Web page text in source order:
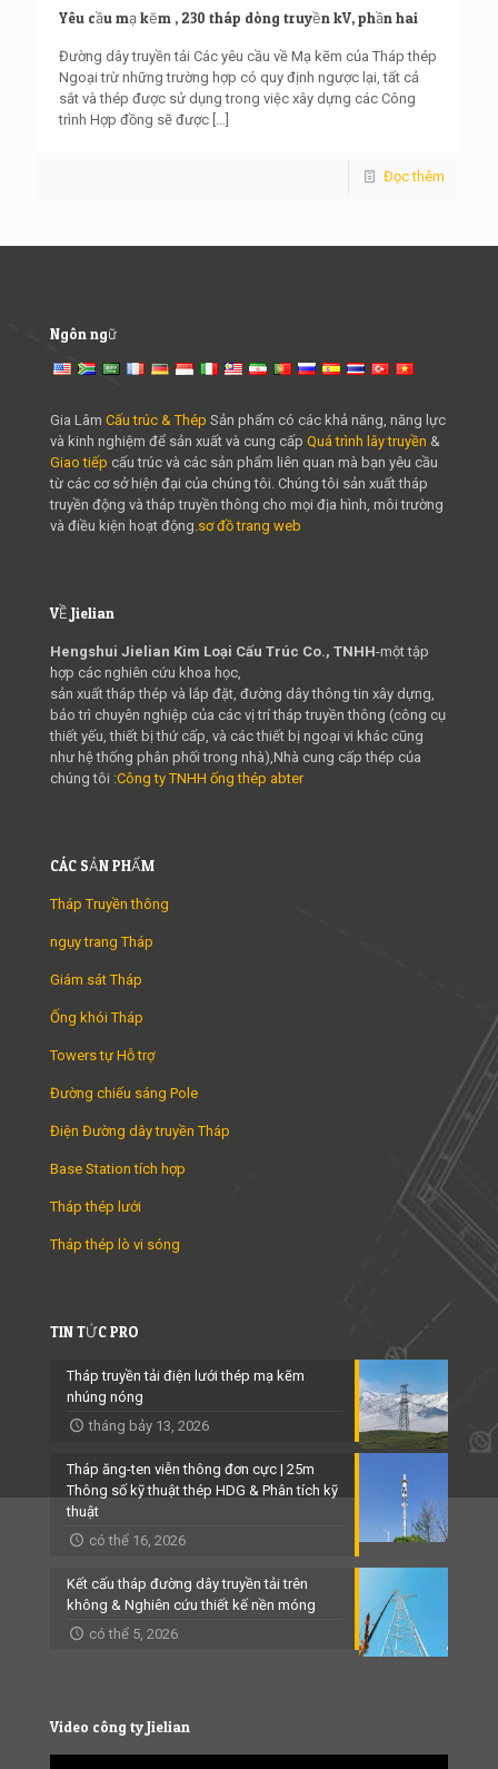
Yêu cầu mạ kẽm , 230 tháp dòng truyền kV, phần hai
Đường dây truyền tải Các yêu cầu về Mạ kẽm của Tháp thép
Ngoại trừ những trường hợp có quy định ngược lại, tất cả
sắt và thép được sử dụng trong việc xây dựng các Công
trình Hợp đồng sẽ được […]
Đọc thêm
Ngôn ngữ
Gia Lâm Cấu trúc & Thép Sản phẩm có các khả năng, năng lực
và kinh nghiệm để sản xuất và cung cấp Quá trình lây truyền &
Giao tiếp cấu trúc và các sản phẩm liên quan mà bạn yêu cầu
từ các cơ sở hiện đại của chúng tôi. Chúng tôi sản xuất tháp
truyền động và tháp truyền thông cho mọi địa hình, môi trường
và điều kiện hoạt động. sơ đồ trang web
VỀ Jielian
Hengshui Jielian Kim Loại Cấu Trúc Co., TNHH-một tập
hợp các nghiên cứu khoa học,
sản xuất tháp thép và lắp đặt, đường dây thông tin xây dựng,
bảo trì chuyên nghiệp của các vị trí tháp truyền thông (công cụ
thiết yếu, thiết bị thứ cấp, và các thiết bị ngoại vi khác cũng
như hệ thống phân phối trong nhà),Nhà cung cấp thép của
chúng tôi :Công ty TNHH ống thép abter
CÁC SẢN PHẨM
Tháp Truyền thông
ngụy trang Tháp
Giám sát Tháp
Ống khói Tháp
Towers tự Hỗ trợ
Đường chiếu sáng Pole
Điện Đường dây truyền Tháp
Base Station tích hợp
Tháp thép lưới
Tháp thép lò vi sóng
TIN TỨC PRO
Tháp truyền tải điện lưới thép mạ kẽm
nhúng nóng
tháng bảy 13, 2026
Tháp ăng-ten viễn thông đơn cực | 25m
Thông số kỹ thuật thép HDG & Phân tích kỹ
thuật
có thể 16, 2026
Kết cấu tháp đường dây truyền tải trên
không & Nghiên cứu thiết kế nền móng
có thể 5, 2026
Video công ty Jielian